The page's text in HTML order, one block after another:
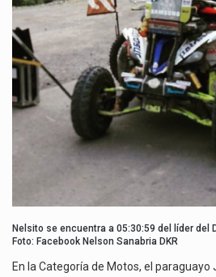
Nelsito se encuentra a 05:30:59 del líder del
Foto: Facebook Nelson Sanabria DKR
En la Categoría de Motos, el